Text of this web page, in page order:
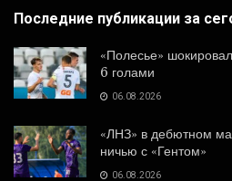
Последние публикации за
«Полесье»
6 голами
06.08.2026
«ЛНЗ» в дебютном
ничью с «Гентом»
06.08.2026